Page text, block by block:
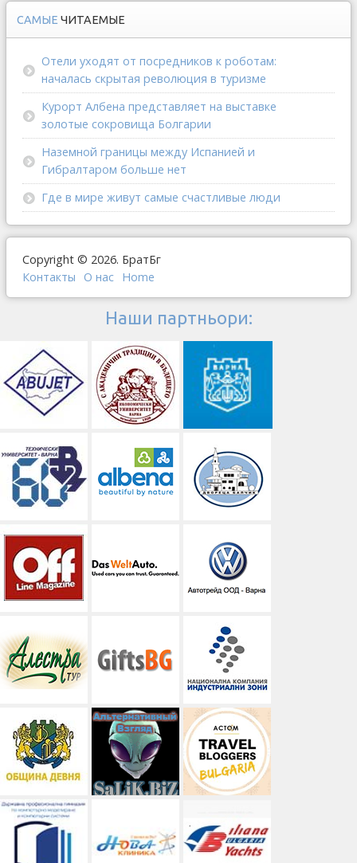
САМЫЕ ЧИТАЕМЫЕ
Отели уходят от посредников к роботам:
началась скрытая революция в туризме
Курорт Албена представляет на выставке
золотые сокровища Болгарии
Наземной границы между Испанией и
Гибралтаром больше нет
Где в мире живут самые счастливые люди
Copyright © 2026. БратБг
Контакты
О наc Home
Наши партньори: